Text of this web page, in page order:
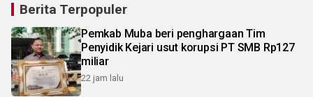
Berita Terpopuler
Pemkab Muba beri penghargaan Tim
Penyidik Kejari usut korupsi PT SMB Rp127
miliar
22 jam lalu